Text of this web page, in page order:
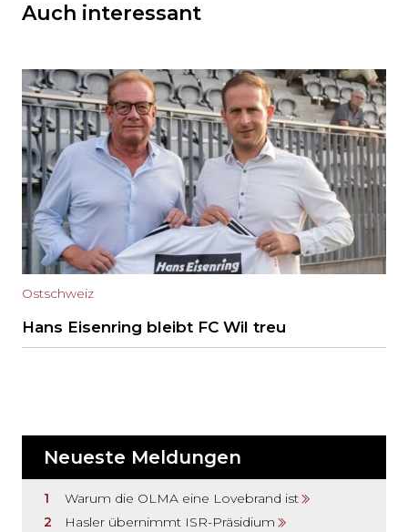
Auch interessant
Ostschweiz
Hans Eisenring bleibt FC Wil treu
Neueste Meldungen
Warum die OLMA eine Lovebrand ist
Hasler übernimmt ISR-Präsidium